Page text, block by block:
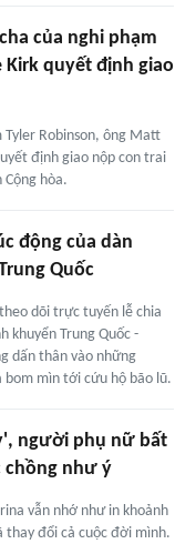
của nghi phạm
Kirk quyết định giao
Tyler Robinson, ông Matt
định giao nộp con trai
Cộng hòa.
động của dàn
Quốc
dõi trực tuyến lễ chia
khuyển Trung Quốc -
dấn thân vào những
bom mìn tới cứu hộ bão lũ.
người phụ nữ bất
như ý
vẫn nhớ như in khoảnh
thay đổi cả cuộc đời mình.